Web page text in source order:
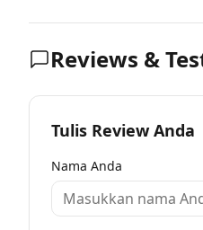
Reviews &
Tulis Review Anda
Nama Anda